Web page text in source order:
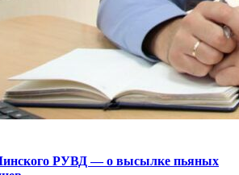
РУВД — о высылке пьяных